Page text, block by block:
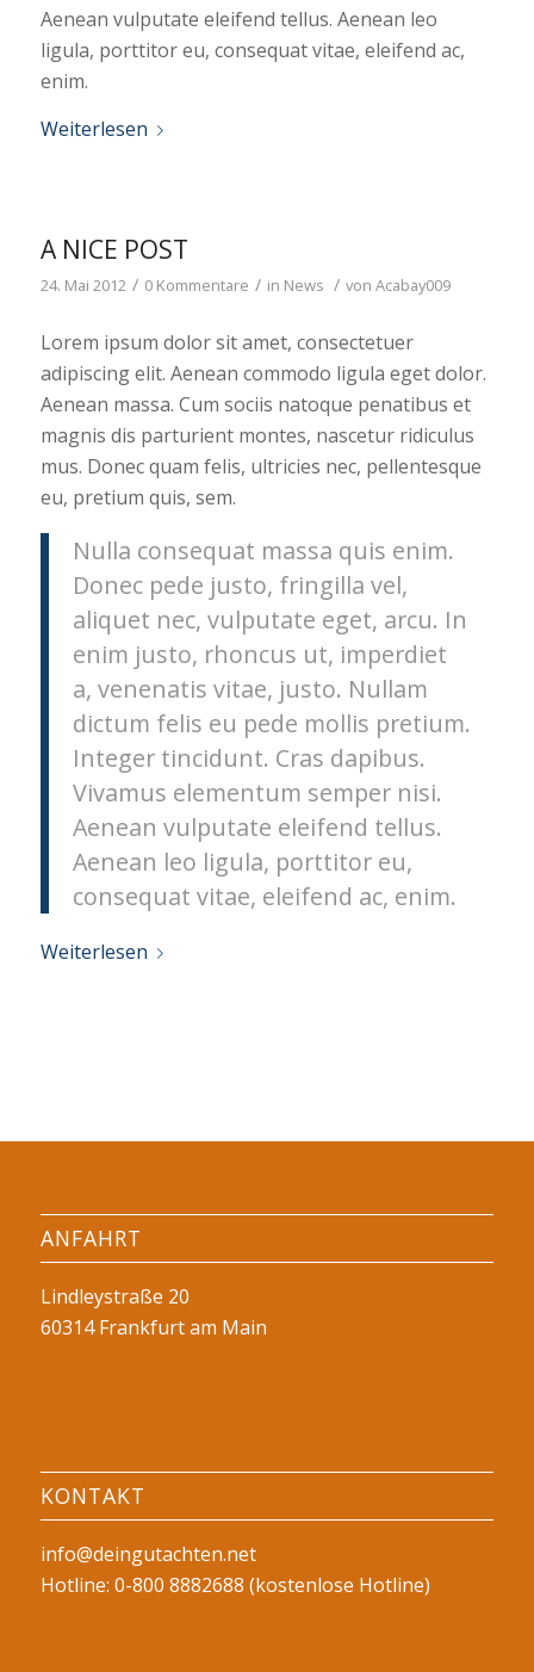
Aenean vulputate eleifend tellus. Aenean leo
ligula, porttitor eu, consequat vitae, eleifend ac,
enim.
Weiterlesen
A NICE POST
24. Mai 2012 / 0 Kommentare / in News / von Acabay009
Lorem ipsum dolor sit amet, consectetuer
adipiscing elit. Aenean commodo ligula eget dolor.
Aenean massa. Cum sociis natoque penatibus et
magnis dis parturient montes, nascetur ridiculus
mus. Donec quam felis, ultricies nec, pellentesque
eu, pretium quis, sem.
Nulla consequat massa quis enim.
Donec pede justo, fringilla vel,
aliquet nec, vulputate eget, arcu. In
enim justo, rhoncus ut, imperdiet
a, venenatis vitae, justo. Nullam
dictum felis eu pede mollis pretium.
Integer tincidunt. Cras dapibus.
Vivamus elementum semper nisi.
Aenean vulputate eleifend tellus.
Aenean leo ligula, porttitor eu,
consequat vitae, eleifend ac, enim.
Weiterlesen
ANFAHRT
Lindleystraße 20
60314 Frankfurt am Main
KONTAKT
info@deingutachten.net
Hotline: 0-800 8882688 (kostenlose Hotline)